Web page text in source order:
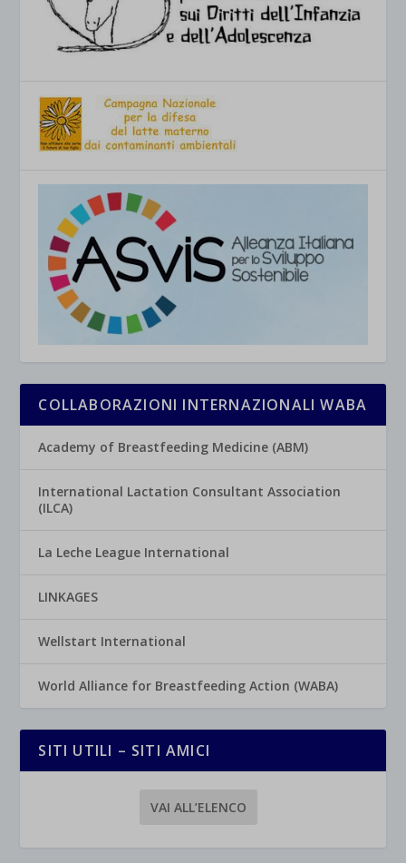
COLLABORAZIONI INTERNAZIONALI WABA
Academy of Breastfeeding Medicine (ABM)
International Lactation Consultant Association
(ILCA)
La Leche League International
LINKAGES
Wellstart International
World Alliance for Breastfeeding Action (WABA)
SITI UTILI – SITI AMICI
VAI ALL’ELENCO